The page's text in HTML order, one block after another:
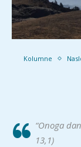
Kolumne
“Onoga
13,1)